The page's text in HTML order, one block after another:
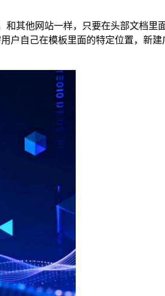
和其他网站一样，只要在头部文档
自己在模板里面的特定位置，新